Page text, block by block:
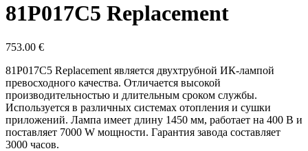
81P017C5 Replacement
753.00 €
81P017C5 Replacement является двухтрубной ИК-лампой
превосходного качества. Отличается высокой
производительностью и длительным сроком службы.
Используется в различных системах отопления и сушки
приложений. Лампа имеет длину 1450 мм, работает на 400 В и
поставляет 7000 W мощности. Гарантия завода составляет
3000 часов.